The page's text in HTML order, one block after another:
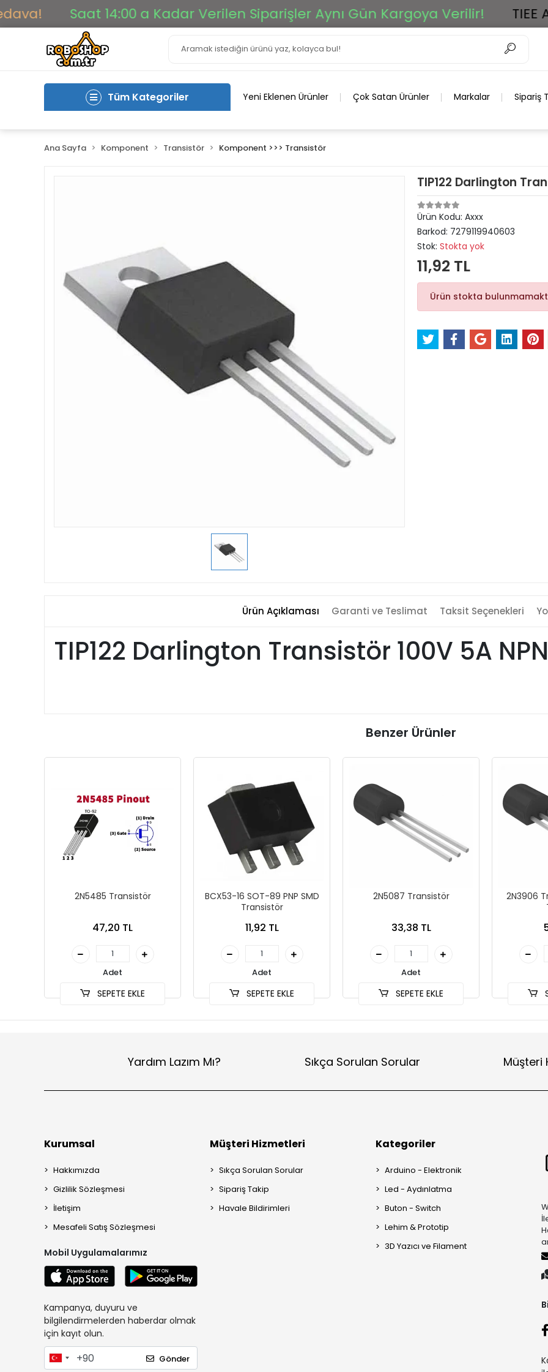
Saat 14:00 a Kadar Verilen Siparişler Aynı Gün Kargoya Verilir! TIEE Ar-
Tüm Kategoriler Yeni Eklenen Ürünler Çok Satan Ürünler Markalar Sipariş
Ana Sayfa Komponent Transistör Komponent >>> Transistör
TIP122 Darlington
Ürün Kodu: Axxx
Barkod: 7279119940603
Stok: Stokta yok
11,92 TL
Ürün stokta
Ürün Açıklaması Garanti ve Teslimat Taksit Seçenekleri
TIP122 Darlington Transistör 100V 5A NPN
Benzer Ürünler
2N5485 Transistör
47,20 TL
Adet
SEPETE EKLE
BCX53-16 SOT-89 PNP SMD
Transistör
11,92 TL
Adet
SEPETE EKLE
2N5087 Transistör
33,38 TL
Adet
SEPETE EKLE
2N3906
Yardım Lazım Mı? Sıkça Sorulan Sorular Müşteri
Kurumsal
Hakkımızda
Gizlilik Sözleşmesi
İletişim
Mesafeli Satış Sözleşmesi
Mobil Uygulamalarımız
Kampanya, duyuru ve
bilgilendirmelerden haberdar olmak
için kayıt olun.
Gönder
Müşteri Hizmetleri
Sıkça Sorulan Sorular
Sipariş Takip
Havale Bildirimleri
Kategoriler
Arduino - Elektronik
Led - Aydınlatma
Buton - Switch
Lehim & Prototip
3D Yazıcı ve Filament